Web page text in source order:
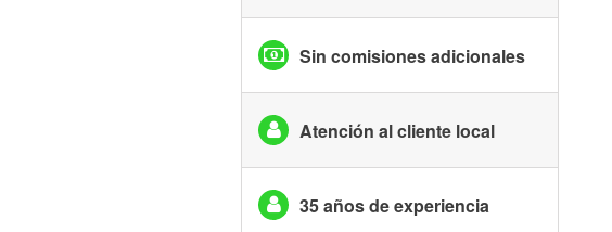
Sin comisiones adicionales
Atención al cliente local
35 años de experiencia